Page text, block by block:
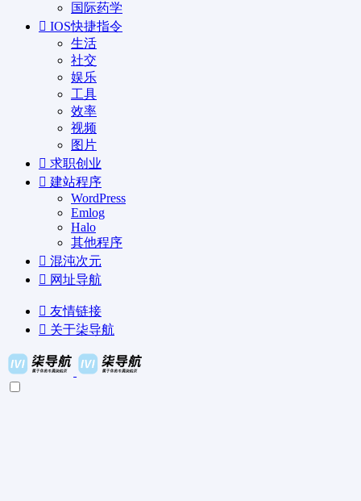
国际药学
IOS快捷指令
生活
社交
娱乐
工具
效率
视频
图片
求职创业
建站程序
WordPress
Emlog
Halo
其他程序
混沌次元
网址导航
友情链接
关于柒导航